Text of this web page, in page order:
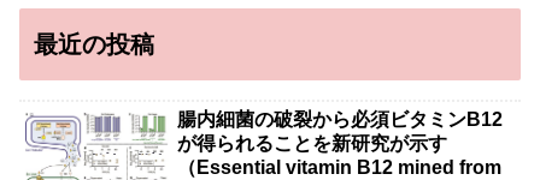
最近の投稿
腸内細菌の破裂から必須ビタミンB12
が得られることを新研究が示す
（Essential vitamin B12 mined from